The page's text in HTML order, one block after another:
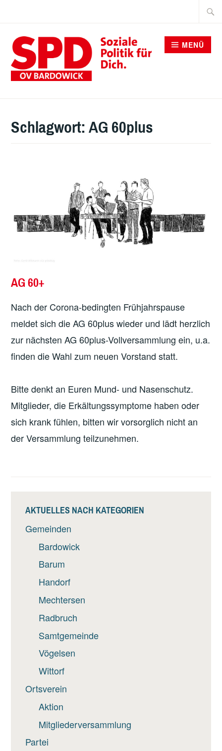
springen
Suche
MENÜ
Schlagwort:AG 60plus
AG 60+
Nach der Corona-bedingten Frühjahrspause
meldet sich die AG 60plus wieder und lädt herzlich
zur nächsten AG 60plus-Vollversammlung ein, u.a.
finden die Wahl zum neuen Vorstand statt.
Bitte denkt an Euren Mund- und Nasenschutz.
Mitglieder, die Erkältungssymptome haben oder
sich krank fühlen, bitten wir vorsorglich nicht an
der Versammlung teilzunehmen.
AKTUELLES NACH KATEGORIEN
Gemeinden
Bardowick
Barum
Handorf
Mechtersen
Radbruch
Samtgemeinde
Vögelsen
Wittorf
Ortsverein
Aktion
Mitgliederversammlung
Partei